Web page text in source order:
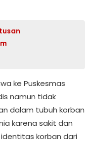
ke Puskesmas
namun tidak
dalam tubuh korban
karena sakit dan
korban dari